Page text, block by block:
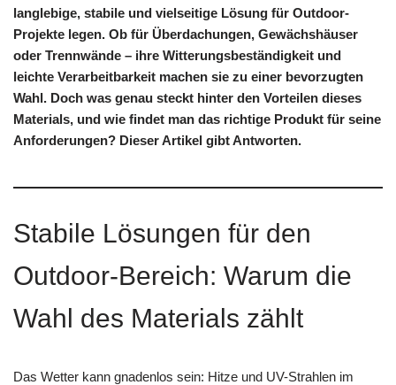
langlebige, stabile und vielseitige Lösung für Outdoor-
Projekte legen. Ob für Überdachungen, Gewächshäuser
oder Trennwände – ihre Witterungsbeständigkeit und
leichte Verarbeitbarkeit machen sie zu einer bevorzugten
Wahl. Doch was genau steckt hinter den Vorteilen dieses
Materials, und wie findet man das richtige Produkt für seine
Anforderungen? Dieser Artikel gibt Antworten.
Stabile Lösungen für den
Outdoor-Bereich: Warum die
Wahl des Materials zählt
Das Wetter kann gnadenlos sein: Hitze und UV-Strahlen im